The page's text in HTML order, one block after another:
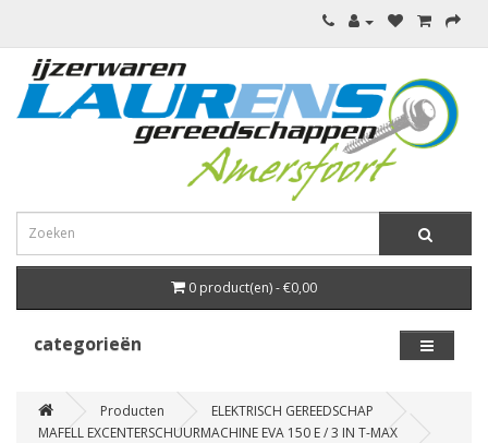
0 product(en) - €0,00
categorieën
Producten
ELEKTRISCH GEREEDSCHAP
MAFELL EXCENTERSCHUURMACHINE EVA 150 E / 3 IN T-MAX